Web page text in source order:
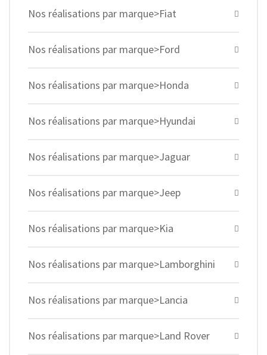
Nos réalisations par marque>Fiat
Nos réalisations par marque>Ford
Nos réalisations par marque>Honda
Nos réalisations par marque>Hyundai
Nos réalisations par marque>Jaguar
Nos réalisations par marque>Jeep
Nos réalisations par marque>Kia
Nos réalisations par marque>Lamborghini
Nos réalisations par marque>Lancia
Nos réalisations par marque>Land Rover